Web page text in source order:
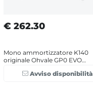
€ 262.30
Mono ammortizzatore K140
originale Ohvale GP0 EVO
Avviso disponibilità